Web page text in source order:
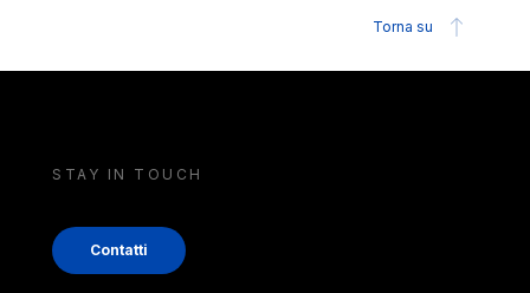
Torna su
STAY IN TOUCH
Contatti